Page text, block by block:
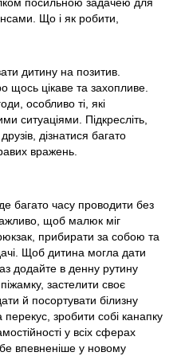
посильною задачею для
Що і як робити,
дитину на позитив.
щось цікаве та захопливе.
особливо ті, які
ситуаціями. Підкресліть,
дізнатися багато
вражень.
багато часу проводити без
щоб малюк міг
прибирати за собою та
Щоб дитина могла дати
додайте в денну рутину
застелити своє
й посортувати білизну
зробити собі канапку
у всіх сферах
впевненіше у новому